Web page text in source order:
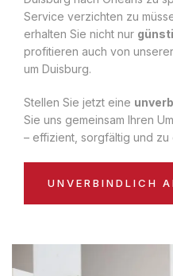
Service verzichten zu
erhalten Sie nicht nur
profitieren auch von
um Duisburg.
Stellen Sie jetzt eine
Sie uns gemeinsam Ihren
– effizient, sorgfältig und
UNVERBINDLICH